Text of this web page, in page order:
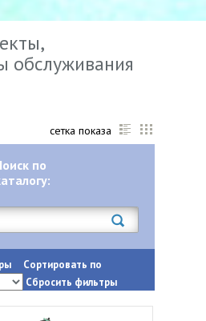
обслуживания
сетка показа
по
Сортировать по
Сбросить фильтры